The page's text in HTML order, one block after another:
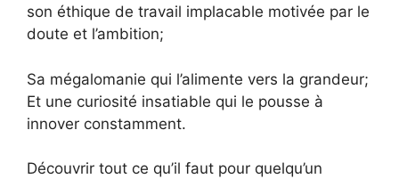
son éthique de travail implacable motivée par le
doute et l’ambition;
Sa mégalomanie qui l’alimente vers la grandeur;
Et une curiosité insatiable qui le pousse à
innover constamment.
Découvrir tout ce qu’il faut pour quelqu’un